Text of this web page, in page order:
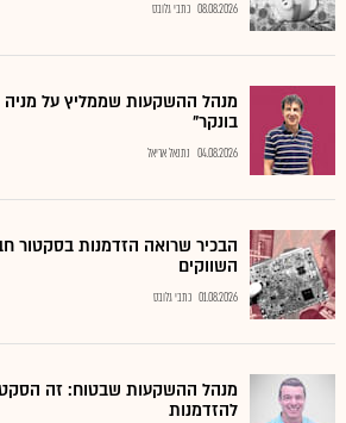
08.08.2026 כתבי גלובס
מנהל ההשקעות שממליץ על מניה
בונקר"
04.08.2026 נתנאל אריאל
הבכיר שרואה הזדמנות בסקטור
השווקים
01.08.2026 כתבי גלובס
מנהל ההשקעות שבטוח: זה
להזדמנות